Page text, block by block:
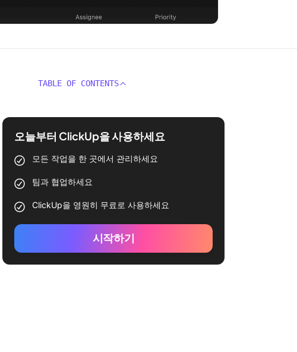
TABLE OF CONTENTS
오늘부터 ClickUp을 사용하세요
모든 작업을 한 곳에서 관리하세요
팀과 협업하세요
ClickUp을 영원히 무료로 사용하세요
시작하기